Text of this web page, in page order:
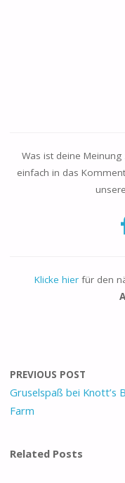
Was ist deine Meinung
einfach in das
Klicke hierfür den
PREVIOUS POST
Gruselspaß bei Knott’s
Farm
Related Posts